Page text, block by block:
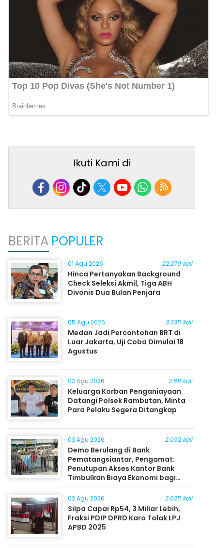
Ikuti Kami di
BERITA POPULER
01 Agu 2026 22.279 kali
Hinca Pertanyakan Background
Check Seleksi Akmil, Tiga ABH
Divonis Dua Bulan Penjara
05 Agu 2026 3.335 kali
Medan Jadi Percontohan BRT di
Luar Jakarta, Uji Coba Dimulai 18
Agustus
03 Agu 2026 2.811 kali
Keluarga Korban Penganiayaan
Datangi Polsek Rambutan, Minta
Para Pelaku Segera Ditangkap
03 Agu 2026 2.092 kali
Demo Berulang di Bank
Pematangsiantar, Pengamat:
Penutupan Akses Kantor Bank
Timbulkan Biaya Ekonomi bagi
Masyarakat
02 Agu 2026 2.025 kali
Silpa Capai Rp54, 3 Miliar Lebih,
Fraksi PDIP DPRD Karo Tolak LPJ
APBD 2025